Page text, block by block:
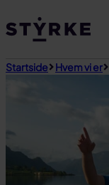
til
Startside Hvem vi er